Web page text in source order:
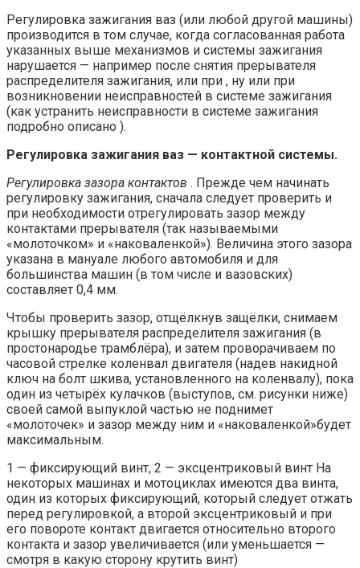
Регулировка зажигания ваз (или любой другой машины)
производится в том случае, когда согласованная работа
указанных выше механизмов и системы зажигания
нарушается — например после снятия прерывателя
распределителя зажигания, или при , ну или при
возникновении неисправностей в системе зажигания
(как устранить неисправности в системе зажигания
подробно описано ).
Регулировка зажигания ваз — контактной системы.
Регулировка зазора контактов . Прежде чем начинать
регулировку зажигания, сначала следует проверить и
при необходимости отрегулировать зазор между
контактами прерывателя (так называемыми
«молоточком» и «наковаленкой»). Величина этого зазора
указана в мануале любого автомобиля и для
большинства машин (в том числе и вазовских)
составляет 0,4 мм.
Чтобы проверить зазор, отщёлкнув защёлки, снимаем
крышку прерывателя распределителя зажигания (в
простонародье трамблёра), и затем проворачиваем по
часовой стрелке коленвал двигателя (надев накидной
ключ на болт шкива, установленного на коленвалу), пока
один из четырёх кулачков (выступов, см. рисунки ниже)
своей самой выпуклой частью не поднимет
«молоточек» и зазор между ним и «наковаленкой»будет
максимальным.
1 — фиксирующий винт, 2 — эксцентриковый винт На
некоторых машинах и мотоциклах имеются два винта,
один из которых фиксирующий, который следует отжать
перед регулировкой, а второй эксцентриковый и при
его повороте контакт двигается относительно второго
контакта и зазор увеличивается (или уменьшается —
смотря в какую сторону крутить винт)